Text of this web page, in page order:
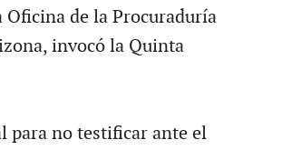
Oficina de la Procuraduría
invocó la Quinta
para no testificar ante el